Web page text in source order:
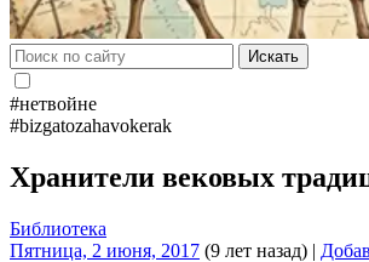
Искать
#нетвойне
#bizgatozahavokerak
Хранители вековых
Библиотека
Пятница, 2 июня, 2017 (9 лет назад) |